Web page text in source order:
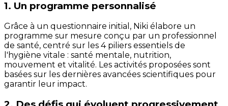
1. Un programme personnalisé
Grâce à un questionnaire initial, Niki élabore un
programme sur mesure conçu par un professionnel
de santé, centré sur les 4 piliers essentiels de
l'hygiène vitale : santé mentale, nutrition,
mouvement et vitalité. Les activités proposées sont
basées sur les dernières avancées scientifiques pour
garantir leur impact.